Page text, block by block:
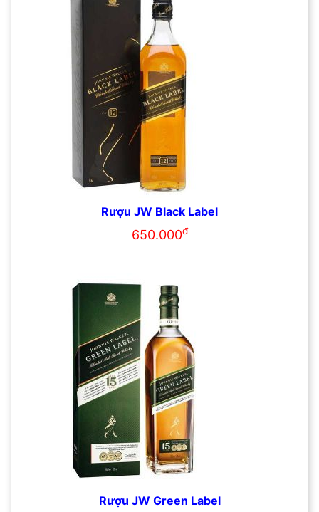
Rượu JW Black Label
650.000đ
Rượu JW Green Label